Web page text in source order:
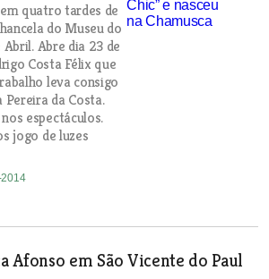
quatro tardes de
do Museu do
Abre dia 23 de
Costa Félix que
leva consigo
da Costa.
espectáculos.
jogo de luzes
2014
Afonso em São Vicente do Paul